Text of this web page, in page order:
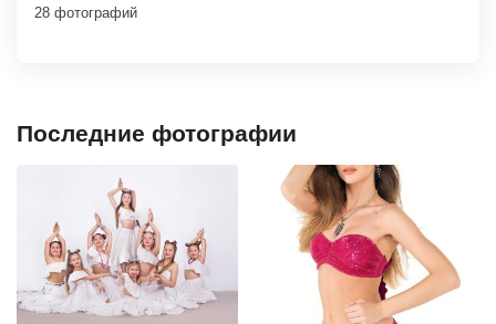
28 фотографий
Последние фотографии